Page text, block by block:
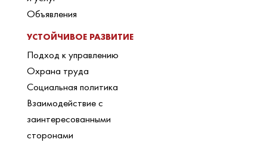
Объявления
УСТОЙЧИВОЕ РАЗВИТИЕ
Подход к управлению
Охрана труда
Социальная политика
Взаимодействие с
заинтересованными
сторонами